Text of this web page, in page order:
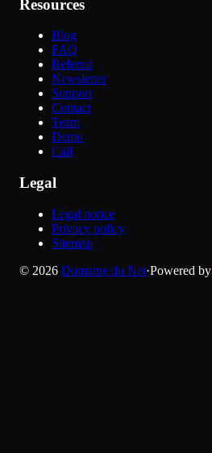
Resources
Blog
FAQ
Referral
Newsletter
Support
Contact
Team
Demo
Call
Legal
Legal notice
Privacy policy
Sitemap
© 2026 Domaine du Net·Powered by